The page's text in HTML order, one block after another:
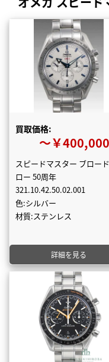
買取価格:
〜￥
スピードマスター ブロー
ロー 50周年
321.10.42.50.02.001
色:シルバー
材質:ステンレス
詳細を見る